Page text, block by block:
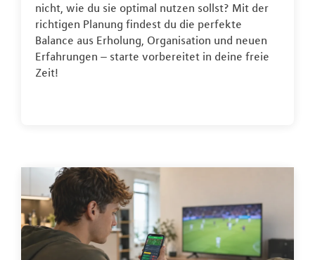
nicht, wie du sie optimal nutzen sollst? Mit der
richtigen Planung findest du die perfekte
Balance aus Erholung, Organisation und neuen
Erfahrungen – starte vorbereitet in deine freie
Zeit!